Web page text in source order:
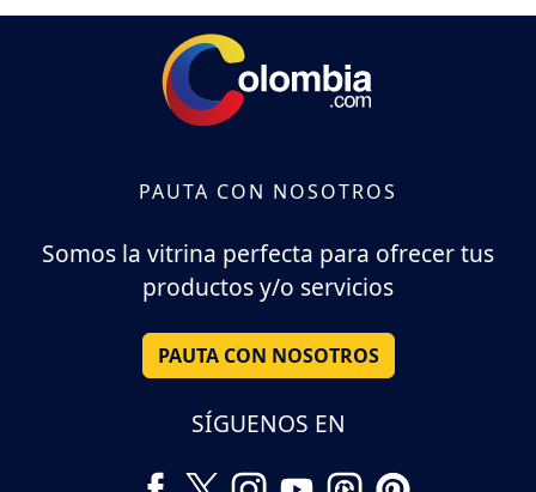
PAUTA CON NOSOTROS
Somos la vitrina perfecta para ofrecer tus
productos y/o servicios
PAUTA CON NOSOTROS
SÍGUENOS EN